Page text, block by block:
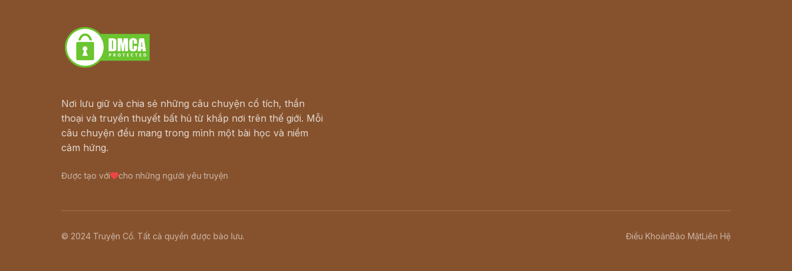
Nơi lưu giữ và chia sẻ những câu chuyện cổ tích, thần
thoại và truyền thuyết bất hủ từ khắp nơi trên thế giới. Mỗi
câu chuyện đều mang trong mình một bài học và niềm
cảm hứng.
Được tạo với cho những người yêu truyện
© 2024 Truyện Cổ. Tất cả quyền được bảo lưu. Điều KhoảnBảo MậtLiên Hệ